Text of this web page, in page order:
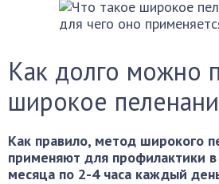
Как долго можно
широкое
Как правило, метод широкого
применяют для профилактики
месяца по 2-4 часа каждый